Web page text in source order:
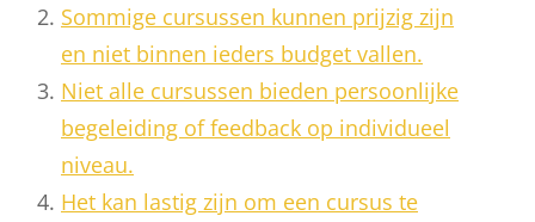
Sommige cursussen kunnen prijzig zijn
en niet binnen ieders budget vallen.
Niet alle cursussen bieden persoonlijke
begeleiding of feedback op individueel
niveau.
Het kan lastig zijn om een cursus te